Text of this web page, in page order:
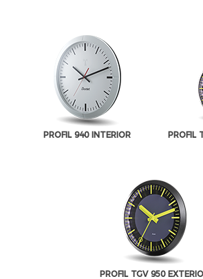
PROFIL 940 INTERIOR PROFIL
PROFIL TGV 950